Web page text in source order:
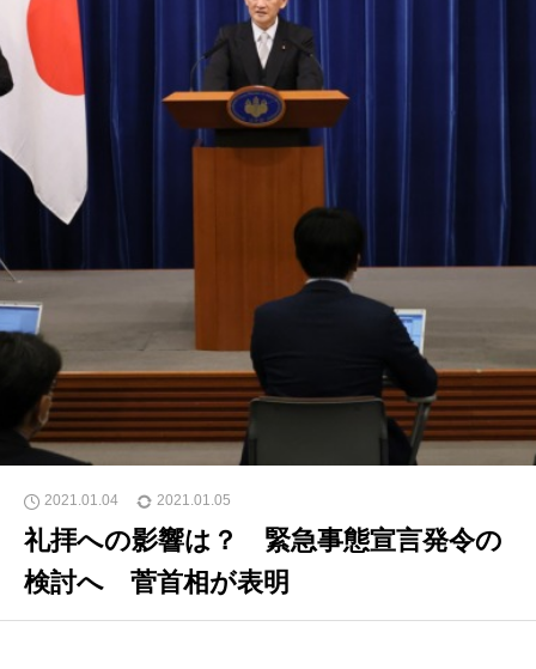
2021.01.04 2021.01.05
礼拝への影響は？ 緊急事態宣言発令の
検討へ 菅首相が表明